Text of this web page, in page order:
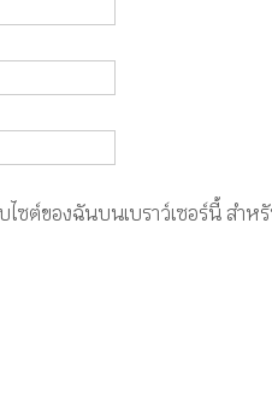
ไซต์ของฉันบนเบราว์เซอร์นี้ สำห